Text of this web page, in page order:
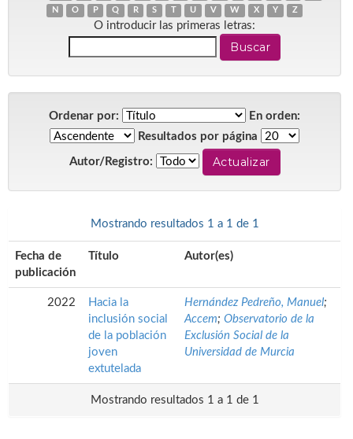
N
O P Q R S U V W X Y Z
O introducir las primeras letras:
Ordenar por:
En orden:
Resultados por página
Autor/Registro:
Mostrando resultados 1 a 1 de 1
Fecha de
publicación
Título Autor(es)
2022
Hacia la
inclusión social
de la población
joven
extutelada
Hernández Pedreño, Manuel;
Accem; Observatorio de la
Exclusión Social de la
Universidad de Murcia
Mostrando resultados 1 a 1 de 1